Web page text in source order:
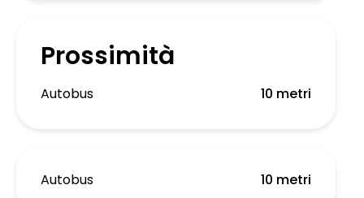
Prossimità
Autobus 10 metri
Autobus 10 metri